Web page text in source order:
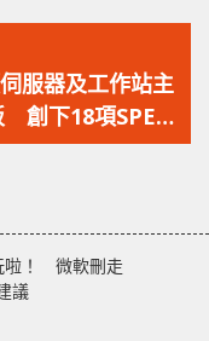
一
篇
文
服器及工作站主
創下18項SPEC
測紀錄最佳成績
啦！ 微軟刪走
議